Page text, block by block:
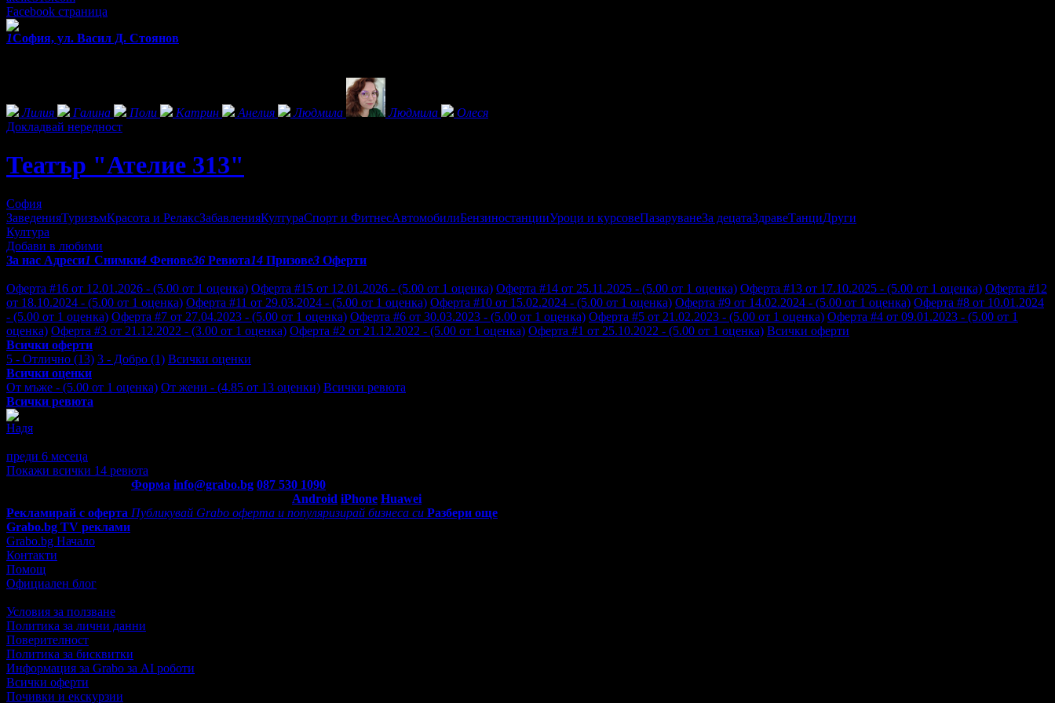
Facebook страница
1София, ул. Васил Д. Стоянов
Лилия Галина Поли Катрин Анелия Людмила Людмила
Олеся
Докладвай нередност
Театър "Ателие 313"
София
ЗаведенияТуризъмКрасота и РелаксЗабавленияКултураСпорт и ФитнесАвтомобилиБензиностанцииУроци и курсовеПазаруванеЗа децатаЗдравеТанциДруги
Култура
Добави в любими
За нас Адреси1 Снимки4 Фенове36 Ревюта14 Призове3 Оферти
Оферта #16 от 12.01.2026 - (5.00 от 1 оценка) Оферта #15 от 12.01.2026 - (5.00 от 1 оценка) Оферта #14 от 25.11.2025 - (5.00 от 1 оценка) Оферта #13 от 17.10.2025 - (5.00 от 1 оценка) Оферта #12
от 18.10.2024 - (5.00 от 1 оценка) Оферта #11 от 29.03.2024 - (5.00 от 1 оценка) Оферта #10 от 15.02.2024 - (5.00 от 1 оценка) Оферта #9 от 14.02.2024 - (5.00 от 1 оценка) Оферта #8 от 10.01.2024
- (5.00 от 1 оценка) Оферта #7 от 27.04.2023 - (5.00 от 1 оценка) Оферта #6 от 30.03.2023 - (5.00 от 1 оценка) Оферта #5 от 21.02.2023 - (5.00 от 1 оценка) Оферта #4 от 09.01.2023 - (5.00 от 1
оценка) Оферта #3 от 21.12.2022 - (3.00 от 1 оценка) Оферта #2 от 21.12.2022 - (5.00 от 1 оценка) Оферта #1 от 25.10.2022 - (5.00 от 1 оценка) Всички оферти
Всички оферти
5 - Отлично (13) 3 - Добро (1) Всички оценки
Всички оценки
От мъже - (5.00 от 1 оценка) От жени - (4.85 от 13 оценки) Всички ревюта
Всички ревюта
Надя
преди 6 месеца
Покажи всички 14 ревюта
Форма info@grabo.bg 087 530 1090
Android iPhone Huawei
Рекламирай с оферта Публикувай Grabo оферта и популяризирай бизнеса си Разбери още
Grabo.bg TV реклами
Grabo.bg Начало
Контакти
Помощ
Официален блог
Условия за ползване
Политика за лични данни
Поверителност
Политика за бисквитки
Информация за Grabo за AI роботи
Всички оферти
Почивки и екскурзии